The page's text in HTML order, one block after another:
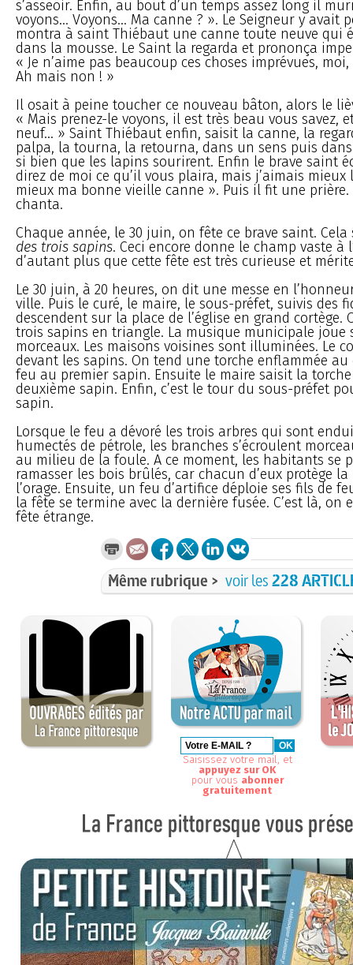
s’asseoir. Enfin, au bout d’un temps assez long il
voyons... Voyons... Ma canne ? ». Le Seigneur y avait
montra à saint Thiébaut une canne toute neuve qui
dans la mousse. Le Saint la regarda et prononça
« Je n’aime pas beaucoup ces choses imprévues,
Ah mais non ! »
Il osait à peine toucher ce nouveau bâton, alors le
« Mais prenez-le voyons, il est très beau vous savez,
neuf... » Saint Thiébaut enfin, saisit la canne, la
palpa, la tourna, la retourna, dans un sens puis
si bien que les lapins sourirent. Enfin le brave saint
direz de moi ce qu’il vous plaira, mais j’aimais mieux
mieux ma bonne vieille canne ». Puis il fit une
chanta.
Chaque année, le 30 juin, on fête ce brave saint. Cela
des trois sapins. Ceci encore donne le champ vaste à
d’autant plus que cette fête est très curieuse et
Le 30 juin, à 20 heures, on dit une messe en
ville. Puis le curé, le maire, le sous-préfet, suivis des
descendent sur la place de l’église en grand cortège.
trois sapins en triangle. La musique municipale joue
morceaux. Les maisons voisines sont illuminées. Le
devant les sapins. On tend une torche enflammée
feu au premier sapin. Ensuite le maire saisit la
deuxième sapin. Enfin, c’est le tour du sous-préfet
sapin.
Lorsque le feu a dévoré les trois arbres qui sont
humectés de pétrole, les branches s’écroulent
au milieu de la foule. A ce moment, les habitants se
ramasser les bois brûlés, car chacun d’eux protège
l’orage. Ensuite, un feu d’artifice déploie ses fils de
la fête se termine avec la dernière fusée. C’est là, on
fête étrange.
Même rubrique > voir les228
Saisissez votre mail, et
appuyez sur OK
pour vous abonner
gratuitement